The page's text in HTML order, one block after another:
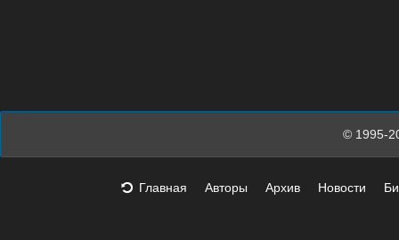
© 1995-
Главная Авторы Архив Новости